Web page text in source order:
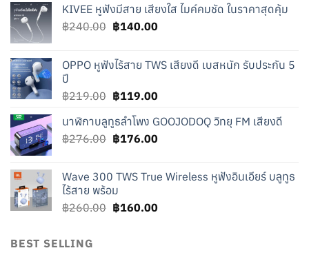
KIVEE หูฟังมีสาย เสียงใส ไมค์คมชัด ในราคาสุดคุ้ม
฿240.00 Original
฿240.00.
฿140.00Current
฿140.00.
OPPO หูฟังไร้สาย TWS เสียงดี เบสหนัก รับประกัน 5
ปี
฿219.00 Original
was:
฿219.00.
฿119.00Current
is:
฿119.00.
นาฬิกาบลูทูธลำโพง GOOJODOQ วิทยุ FM เสียงดี
฿276.00 Original
฿276.00.
฿176.00Current
฿176.00.
Wave 300 TWS True Wireless หูฟังอินเอียร์ บลูทูธ
ไร้สาย พร้อม
฿260.00 Original
฿160.00Current
BEST SELLING